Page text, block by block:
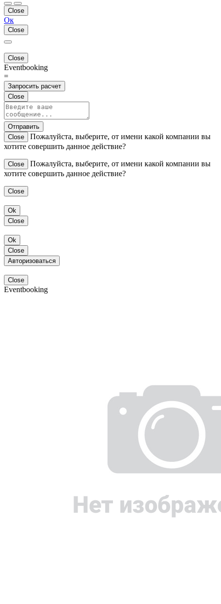
Close
Ок
Close
Close
Eventbooking
=
Запросить расчет
Close
Отправить
Close
Пожалуйста, выберите, от имени какой компании вы
хотите совершить данное действие?
Close
Пожалуйста, выберите, от имени какой компании вы
хотите совершить данное действие?
Close
Ok
Close
Ok
Close
Авторизоваться
Close
Eventbooking